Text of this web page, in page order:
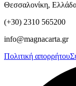
Θεσσαλονίκη,
(+30) 2310 565200
info@magnacarta.gr
Πολιτική απορρήτου